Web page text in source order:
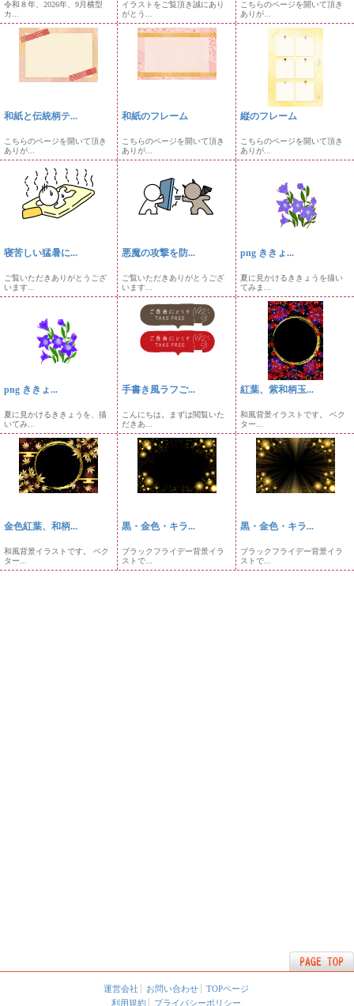
令和８年、2026年、9月横型
カ...
イラストをご覧頂き誠にあり
がとう...
こちらのページを開いて頂き
ありが...
和紙と伝統柄テ...
こちらのページを開いて頂き
ありが...
和紙のフレーム
こちらのページを開いて頂き
ありが...
縦のフレーム
こちらのページを開いて頂き
ありが...
寝苦しい猛暑に...
ご覧いただきありがとうござ
います...
悪魔の攻撃を防...
ご覧いただきありがとうござ
います...
png ききょ...
夏に見かけるききょうを描い
てみま...
png ききょ...
夏に見かけるききょうを、描
いてみ...
手書き風ラフご...
こんにちは。まずは閲覧いた
だきあ...
紅葉、紫和柄玉...
和風背景イラストです。 ベク
ター...
金色紅葉、和柄...
和風背景イラストです。 ベク
ター...
黒・金色・キラ...
ブラックフライデー背景イラ
ストで...
黒・金色・キラ...
ブラックフライデー背景イラ
ストで...
運営会社 お問い合わせ
TOPページ
利用規約
プライバシーポリシー